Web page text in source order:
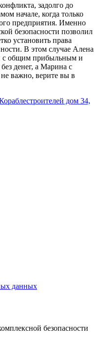
задолго до
начале, когда только
предприятия. Именно
безопасности позволил
установить права
В этом случае Алена
с общим прибыльным и
денег, а Марина с
важно, верите вы в
дом 34,
данных
безопасности